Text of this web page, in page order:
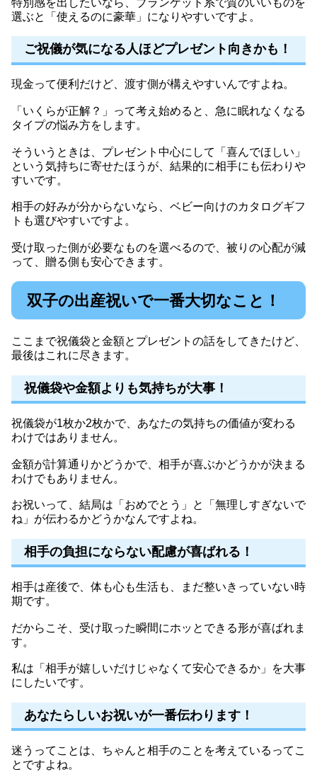
選ぶと「使えるのに豪華」になりやすいですよ。
ご祝儀が気になる人ほどプレゼント向きかも！
現金って便利だけど、渡す側が構えやすいんですよね。
「いくらが正解？」って考え始めると、急に眠れなくなる
タイプの悩み方をします。
そういうときは、プレゼント中心にして「喜んでほしい」
という気持ちに寄せたほうが、結果的に相手にも伝わりや
すいです。
相手の好みが分からないなら、ベビー向けのカタログギフ
トも選びやすいですよ。
受け取った側が必要なものを選べるので、被りの心配が減
って、贈る側も安心できます。
双子の出産祝いで一番大切なこと！
ここまで祝儀袋と金額とプレゼントの話をしてきたけど、
最後はこれに尽きます。
祝儀袋や金額よりも気持ちが大事！
祝儀袋が1枚か2枚かで、あなたの気持ちの価値が変わる
わけではありません。
金額が計算通りかどうかで、相手が喜ぶかどうかが決まる
わけでもありません。
お祝いって、結局は「おめでとう」と「無理しすぎないで
ね」が伝わるかどうかなんですよね。
相手の負担にならない配慮が喜ばれる！
相手は産後で、体も心も生活も、まだ整いきっていない時
期です。
だからこそ、受け取った瞬間にホッとできる形が喜ばれま
す。
私は「相手が嬉しいだけじゃなくて安心できるか」を大事
にしたいです。
あなたらしいお祝いが一番伝わります！
迷うってことは、ちゃんと相手のことを考えているってこ
とですよね。